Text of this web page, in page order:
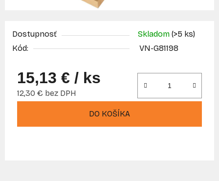
Dostupnosť Skladom (>5 ks)
Kód:
VN-G81198
15,13 € / ks
12,30 € bez DPH
DO KOŠÍKA